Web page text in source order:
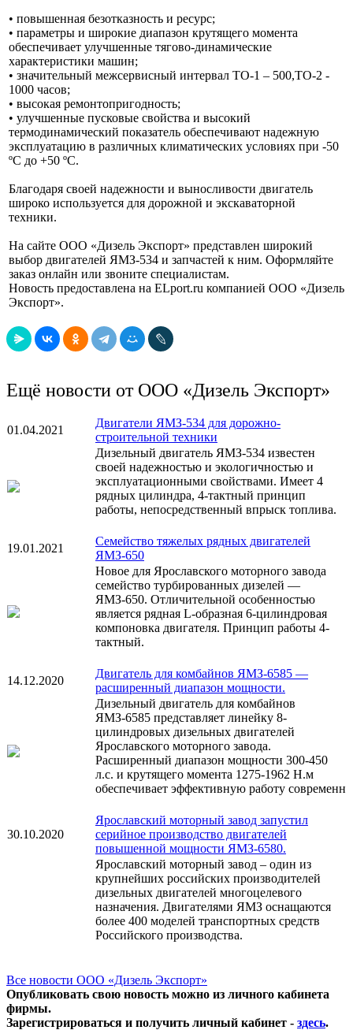
• повышенная безотказность и ресурс;
• параметры и широкие диапазон крутящего момента
обеспечивает улучшенные тягово-динамические
характеристики машин;
• значительный межсервисный интервал ТО-1 – 500,ТО-2 -
1000 часов;
• высокая ремонтопригодность;
• улучшенные пусковые свойства и высокий
термодинамический показатель обеспечивают надежную
эксплуатацию в различных климатических условиях при -50
ºС до +50 ºС.
Благодаря своей надежности и выносливости двигатель
широко используется для дорожной и экскаваторной
техники.
На сайте ООО «Дизель Экспорт» представлен широкий
выбор двигателей ЯМЗ-534 и запчастей к ним. Оформляйте
заказ онлайн или звоните специалистам.
Новость предоставлена на ELport.ru компанией ООО «Дизель
Экспорт».
Ещё новости от ООО «Дизель Экспорт»
01.04.2021
Двигатели ЯМЗ-534 для дорожно-
строительной техники
Дизельный двигатель ЯМЗ-534 известен
своей надежностью и экологичностью и
эксплуатационными свойствами. Имеет 4
рядных цилиндра, 4-тактный принцип
работы, непосредственный впрыск топлива.
19.01.2021
Семейство тяжелых рядных двигателей
ЯМЗ-650
Новое для Ярославского моторного завода
семейство турбированных дизелей —
ЯМЗ-650. Отличительной особенностью
является рядная L-образная 6-цилиндровая
компоновка двигателя. Принцип работы 4-
тактный.
14.12.2020
Двигатель для комбайнов ЯМЗ-6585 —
расширенный диапазон мощности.
Дизельный двигатель для комбайнов
ЯМЗ-6585 представляет линейку 8-
цилиндровых дизельных двигателей
Ярославского моторного завода.
Расширенный диапазон мощности 300-450
л.с. и крутящего момента 1275-1962 Н.м
обеспечивает эффективную работу современн
30.10.2020
Ярославский моторный завод запустил
серийное производство двигателей
повышенной мощности ЯМЗ-6580.
Ярославский моторный завод – один из
крупнейших российских производителей
дизельных двигателей многоцелевого
назначения. Двигателями ЯМЗ оснащаются
более 400 моделей транспортных средств
Российского производства.
Все новости ООО «Дизель Экспорт»
Опубликовать свою новость можно из личного кабинета
фирмы.
Зарегистрироваться и получить личный кабинет - здесь.